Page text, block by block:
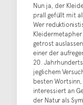
Nun ja, der
prall gefüllt mit
Wer
Kleidermetapher
getrost
einer der
20.
jeglichem
besten
interessiert an
der Natur als